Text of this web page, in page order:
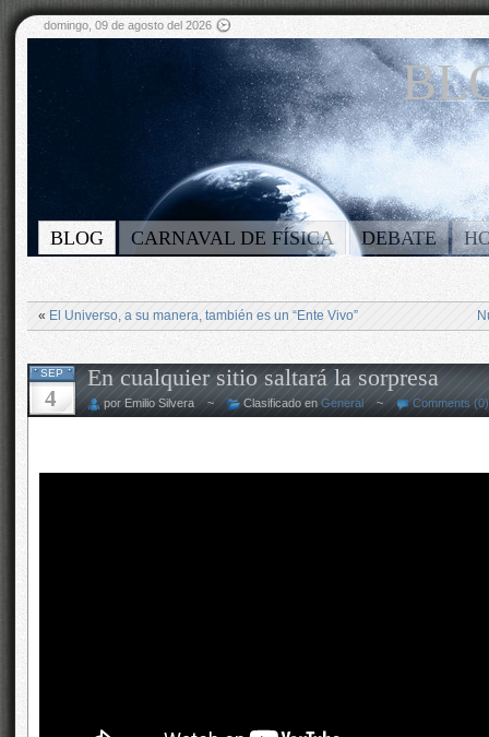
domingo, 09 de agosto del 2026
BLOG CARNAVAL DE FÍSICA DEBATE
« El Universo, a su manera, también es un “Ente Vivo”
SEP
4
En cualquier sitio saltará la sorpresa
por Emilio Silvera ~ Clasificado en General ~ Comments (0)